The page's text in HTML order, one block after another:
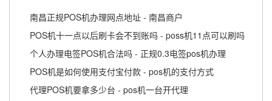
南昌正规POS机办理网点地址 - 南昌商户
POS机十一点以后刷卡会不到账吗 - poss机11点可以刷吗
个人办理电签POS机合法吗 - 正规0.3电签pos机办理
POS机是如何使用支付宝付款 - pos机的支付方式
代理POS机要拿多少台 - pos机一台开代理